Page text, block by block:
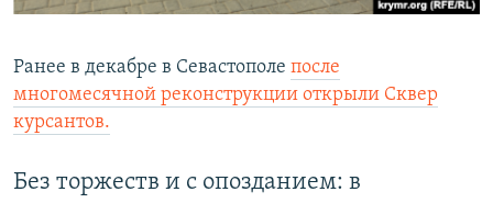
Ранее в декабре в Севастополе после
многомесячной реконструкции открыли Сквер
курсантов.
Без торжеств и с опозданием: в